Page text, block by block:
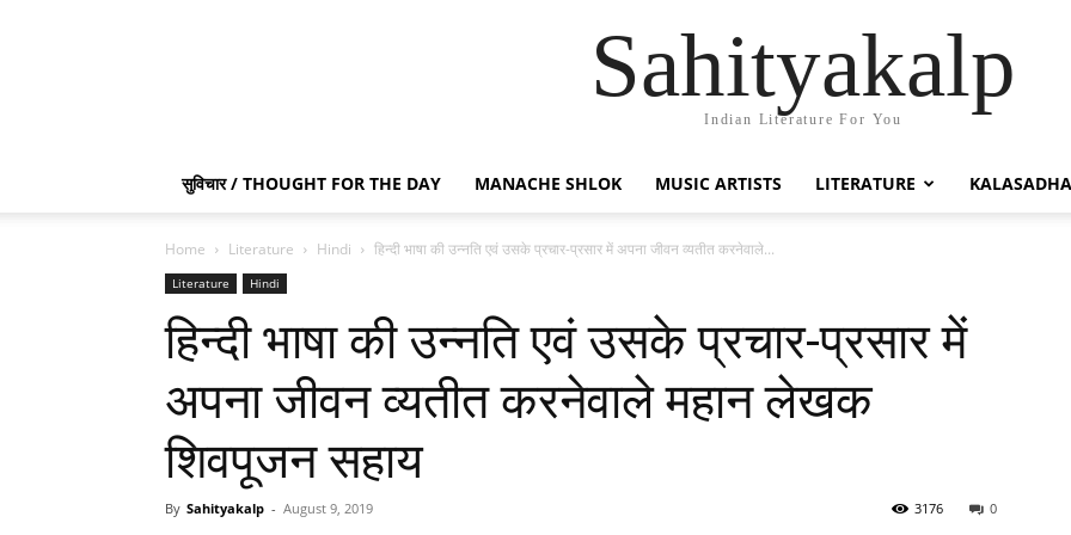
Sahityakalp
Indian Literature For You
सुविचार / THOUGHT FOR THE DAY MANACHE SHLOK MUSIC ARTISTS LITERATURE
Home Literature Hindi हिन्दी भाषा की उन्नति एवं उसके प्रचार-प्रसार में अपना जीवन व्यतीत करनेवाले...
Literature Hindi
हिन्दी भाषा की उन्नति एवं उसके प्रचार-प्रसार में
अपना जीवन व्यतीत करनेवाले महान लेखक
शिवपूजन सहाय
By Sahityakalp - August 9, 2019 0
3176